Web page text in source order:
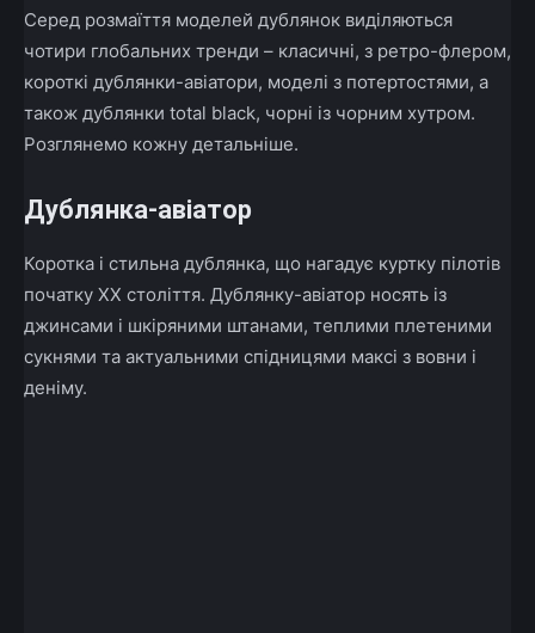
Серед розмаїття моделей дублянок виділяються
чотири глобальних тренди – класичні, з ретро-флером,
короткі дублянки-авіатори, моделі з потертостями, а
також дублянки total black, чорні із чорним хутром.
Розглянемо кожну детальніше.
Дублянка-авіатор
Коротка і стильна дублянка, що нагадує куртку пілотів
початку ХХ століття. Дублянку-авіатор носять із
джинсами і шкіряними штанами, теплими плетеними
сукнями та актуальними спідницями максі з вовни і
деніму.